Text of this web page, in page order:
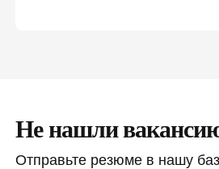
Не нашли
Отправьте резюме в нашу